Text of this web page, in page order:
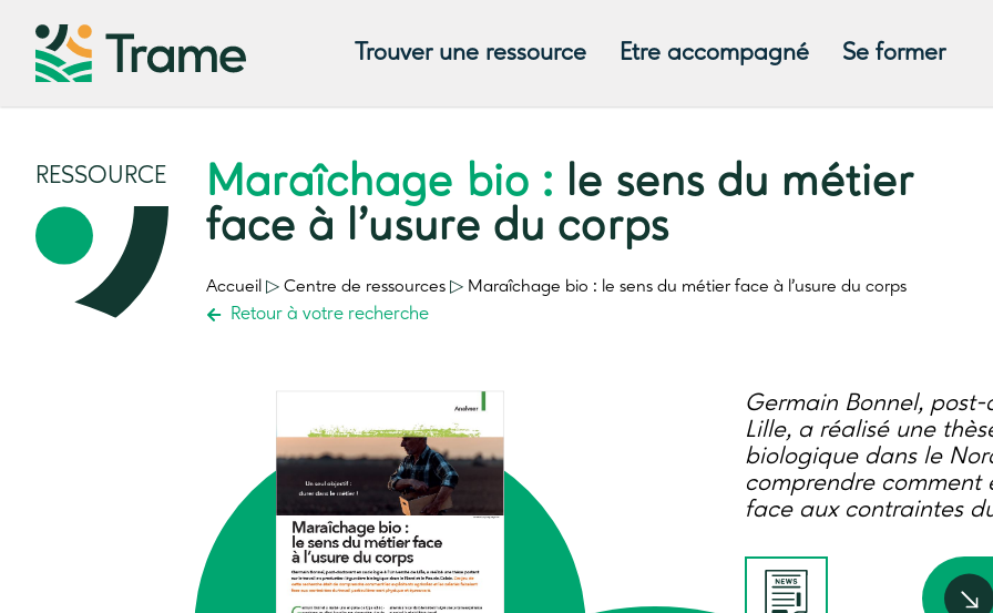
Trouver une ressource Etre accompagné Se former
RESSOURCE Maraîchage bio : le sens du métier
face à l’usure du corps
Accueil ▷ Centre de ressources ▷ Maraîchage bio : le sens du métier face à l’usure du corps
Retour à votre recherche
Germain Bonnel,
Lille, a réalisé une
biologique dans le
comprendre comment
face aux contraintes